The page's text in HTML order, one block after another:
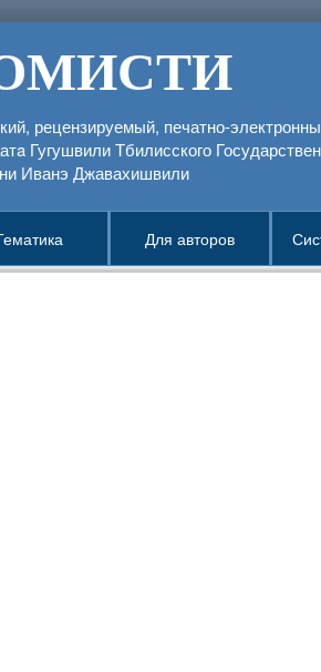
рецензируемый, печатно-
Гугушвили Тбилисского
Иванэ Джавахишвили
Для авторов